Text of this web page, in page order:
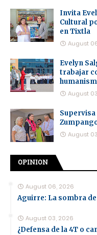
Invita
Cultural
en Tixtla
August
Evelyn
trabajar
August
August
OPINION
August 06, 2026
Aguirre: La sombra de
August 03, 2026
¿Defensa de la 4T o